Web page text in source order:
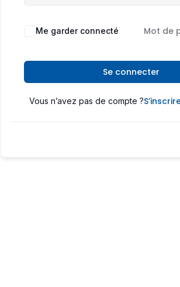
Me garder connecté Mot de
Se connecter
Vous n’avez pas de compte ?